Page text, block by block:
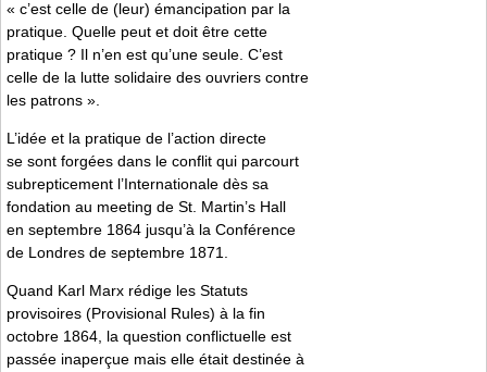
« c’est celle de (leur) émancipation par la
pratique. Quelle peut et doit être cette
pratique ? Il n’en est qu’une seule. C’est
celle de la lutte solidaire des ouvriers contre
les patrons ».
L’idée et la pratique de l’action directe
se sont forgées dans le conflit qui parcourt
subrepticement l’Internationale dès sa
fondation au meeting de St. Martin’s Hall
en septembre 1864 jusqu’à la Conférence
de Londres de septembre 1871.
Quand Karl Marx rédige les Statuts
provisoires (Provisional Rules) à la fin
octobre 1864, la question conflictuelle est
passée inaperçue mais elle était destinée à